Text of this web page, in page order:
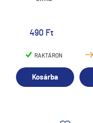
490 Ft
RAKTÁRON
Kosárba